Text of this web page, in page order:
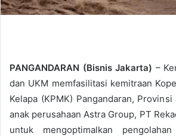
PANGANDARAN (Bisnis Jakarta) –
dan UKM memfasilitasi kemitraan
Kelapa (KPMK) Pangandaran,
anak perusahaan Astra Group, PT
untuk mengoptimalkan